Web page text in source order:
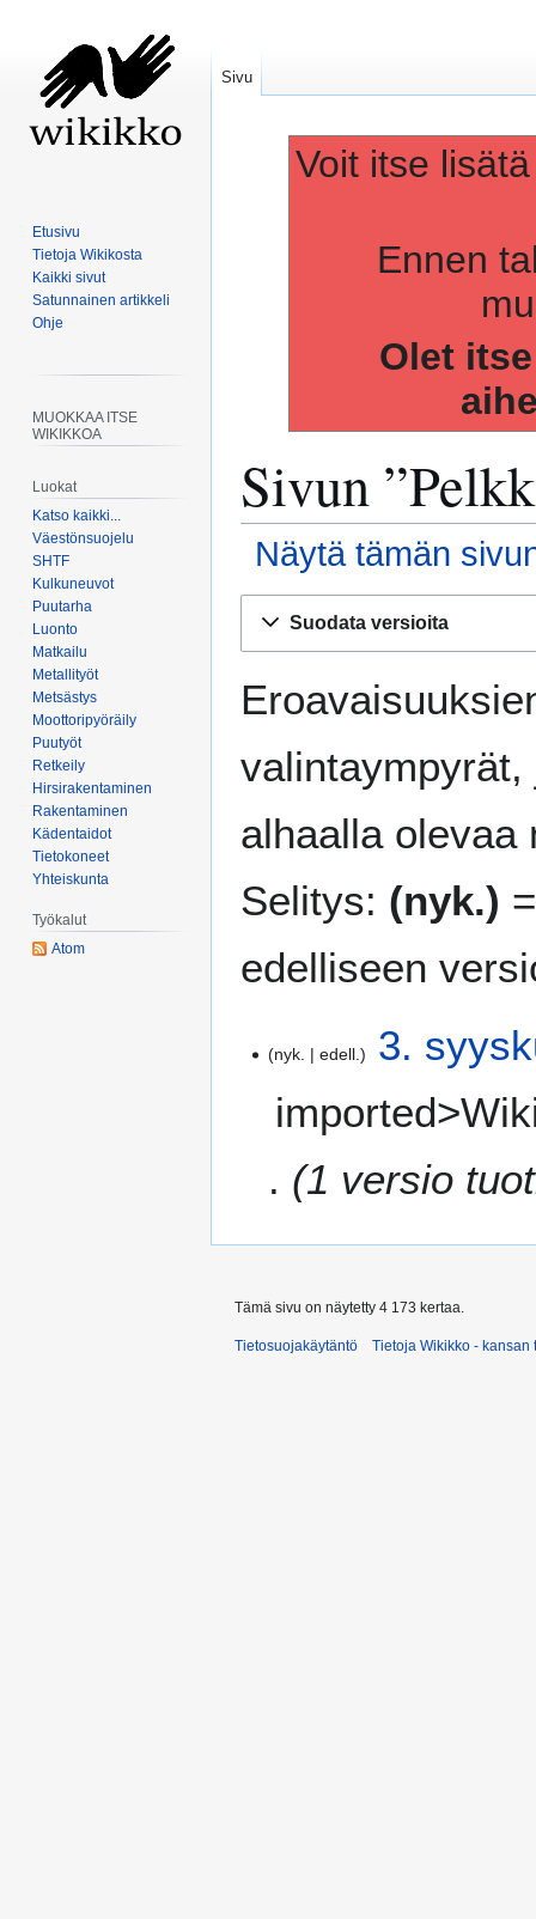
Voit itse
Ennen
Olet
Sivun ”
Näytä tämän
navigaatioon
hakuunSuodata versioita
alhaalla olevaa
Selitys: (nyk.)
edelliseen
2
0
nyk. edell.
3.
1 versio
Sivu
Etusivu
Tietoja Wikikosta
Kaikki sivut
Satunnainen artikkeli
Ohje
MUOKKAA ITSE
WIKIKKOA
Luokat
Katso kaikki...
Väestönsuojelu
SHTF
Kulkuneuvot
Puutarha
Luonto
Matkailu
Metallityöt
Metsästys
Moottoripyöräily
Puutyöt
Retkeily
Hirsirakentaminen
Rakentaminen
Kädentaidot
Tietokoneet
Yhteiskunta
Työkalut
Atom
Tämä sivu on näytetty 4 173 kertaa.
Tietosuojakäytäntö Tietoja Wikikko - kansan